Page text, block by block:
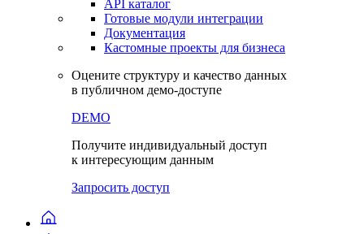
API каталог
Готовые модули интеграции
Документация
Кастомные проекты для бизнеса
Оцените структуру и качество данных
в публичном демо-доступе
DEMO
Получите индивидуальный доступ
к интересующим данным
Запросить доступ